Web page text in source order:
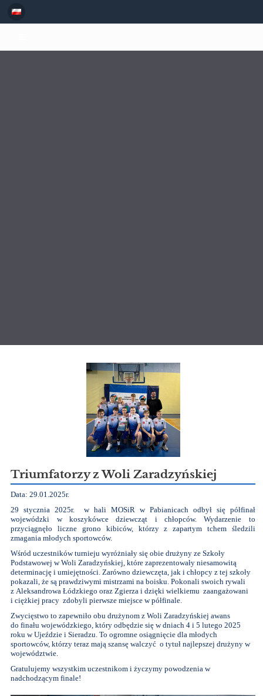
Triumfatorzy z Woli Zaradzyńskiej
Data: 29.01.2025r.
29 stycznia 2025r. w hali MOSiR w Pabianicach odbył się półfinał
wojewódzki w koszykówce dziewcząt i chłopców. Wydarzenie to
przyciągnęło liczne grono kibiców, którzy z zapartym tchem śledzili
zmagania młodych sportowców.
Wśród uczestników turnieju wyróżniały się obie drużyny ze Szkoły
Podstawowej w Woli Zaradzyńskiej, które zaprezentowały niesamowitą
determinację i umiejętności. Zarówno dziewczęta, jak i chłopcy z tej szkoły
pokazali, że są prawdziwymi mistrzami na boisku. Pokonali swoich rywali
z Aleksandrowa Łódzkiego oraz Zgierza i dzięki wielkiemu zaangażowani
i ciężkiej pracy zdobyli pierwsze miejsce w półfinale.
Zwycięstwo to zapewniło obu drużynom z Woli Zaradzyńskiej awans
do finału wojewódzkiego, który odbędzie się w dniach 4 i 5 lutego 2025
roku w Ujeździe i Sieradzu. To ogromne osiągnięcie dla młodych
sportowców, którzy teraz mają szansę walczyć o tytuł najlepszej drużyny w
województwie.
Gratulujemy wszystkim uczestnikom i życzymy powodzenia w
nadchodzącym finale!